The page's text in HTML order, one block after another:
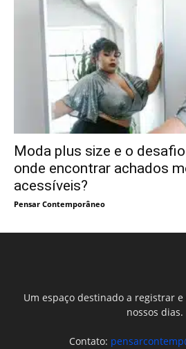
Moda plus size e o
onde encontrar achados
acessíveis?
Pensar Contemporâneo
Um espaço destinado a registrar
nossos dias.
Contato: